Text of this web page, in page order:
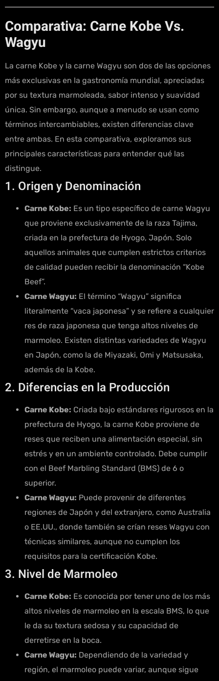
Comparativa: Carne Kobe Vs.
Wagyu
La carne Kobe y la carne Wagyu son dos de las opciones
más exclusivas en la gastronomía mundial, apreciadas
por su textura marmoleada, sabor intenso y suavidad
única. Sin embargo, aunque a menudo se usan como
términos intercambiables, existen diferencias clave
entre ambas. En esta comparativa, exploramos sus
principales características para entender qué las
distingue.
1. Origen y Denominación
Carne Kobe: Es un tipo específico de carne Wagyu
que proviene exclusivamente de la raza Tajima,
criada en la prefectura de Hyogo, Japón. Solo
aquellos animales que cumplen estrictos criterios
de calidad pueden recibir la denominación “Kobe
Beef”.
Carne Wagyu: El término “Wagyu” significa
literalmente “vaca japonesa” y se refiere a cualquier
res de raza japonesa que tenga altos niveles de
marmoleo. Existen distintas variedades de Wagyu
en Japón, como la de Miyazaki, Omi y Matsusaka,
además de la Kobe.
2. Diferencias en la Producción
Carne Kobe: Criada bajo estándares rigurosos en la
prefectura de Hyogo, la carne Kobe proviene de
reses que reciben una alimentación especial, sin
estrés y en un ambiente controlado. Debe cumplir
con el Beef Marbling Standard (BMS) de 6 o
superior.
Carne Wagyu: Puede provenir de diferentes
regiones de Japón y del extranjero, como Australia
o EE.UU., donde también se crían reses Wagyu con
técnicas similares, aunque no cumplen los
requisitos para la certificación Kobe.
3. Nivel de Marmoleo
Carne Kobe: Es conocida por tener uno de los más
altos niveles de marmoleo en la escala BMS, lo que
le da su textura sedosa y su capacidad de
derretirse en la boca.
Carne Wagyu: Dependiendo de la variedad y
región, el marmoleo puede variar, aunque sigue